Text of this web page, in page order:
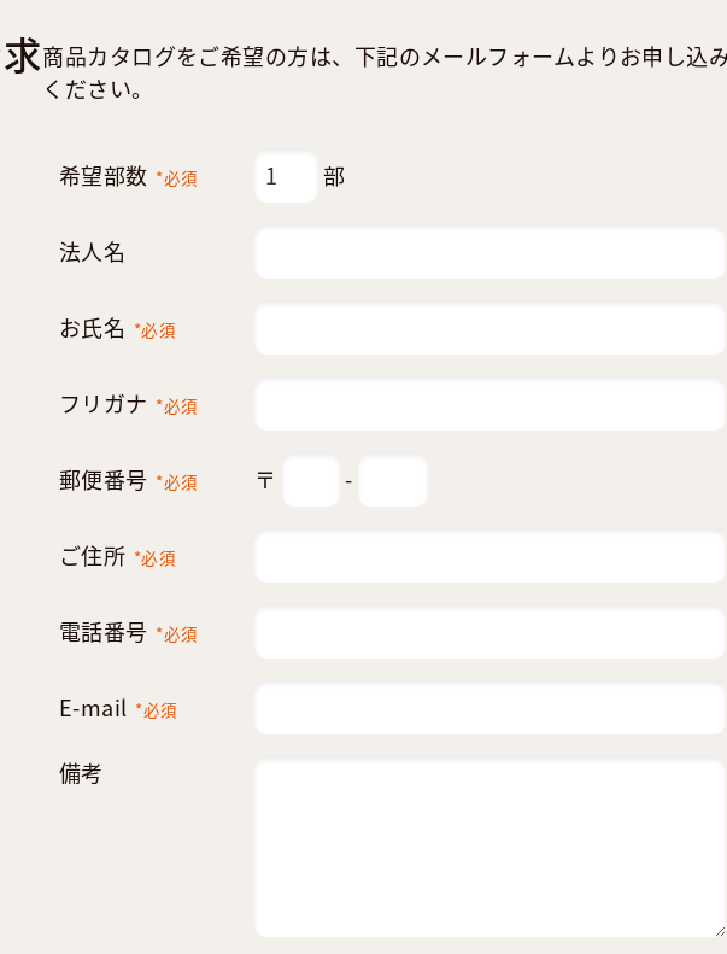
商品カタログをご希望の方は、下記のメールフォームよりお申し込
ください。
希望部数 *必須 部
法人名
お氏名 *必須
フリガナ *必須
郵便番号 *必須 〒 -
ご住所 *必須
電話番号 *必須
E-mail *必須
備考